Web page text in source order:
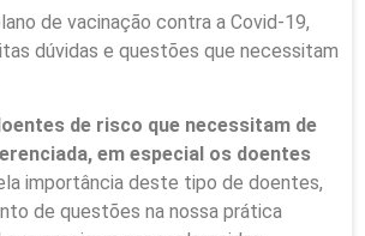
de vacinação contra a Covid-19,
dúvidas e questões que necessitam
de risco que necessitam de
em especial os doentes
importância deste tipo de doentes,
de questões na nossa prática